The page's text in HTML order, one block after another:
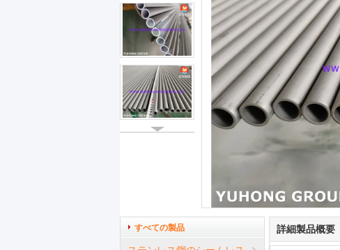
すべての製品 詳細製品概要